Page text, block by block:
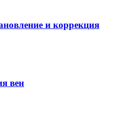
и коррекция
вен